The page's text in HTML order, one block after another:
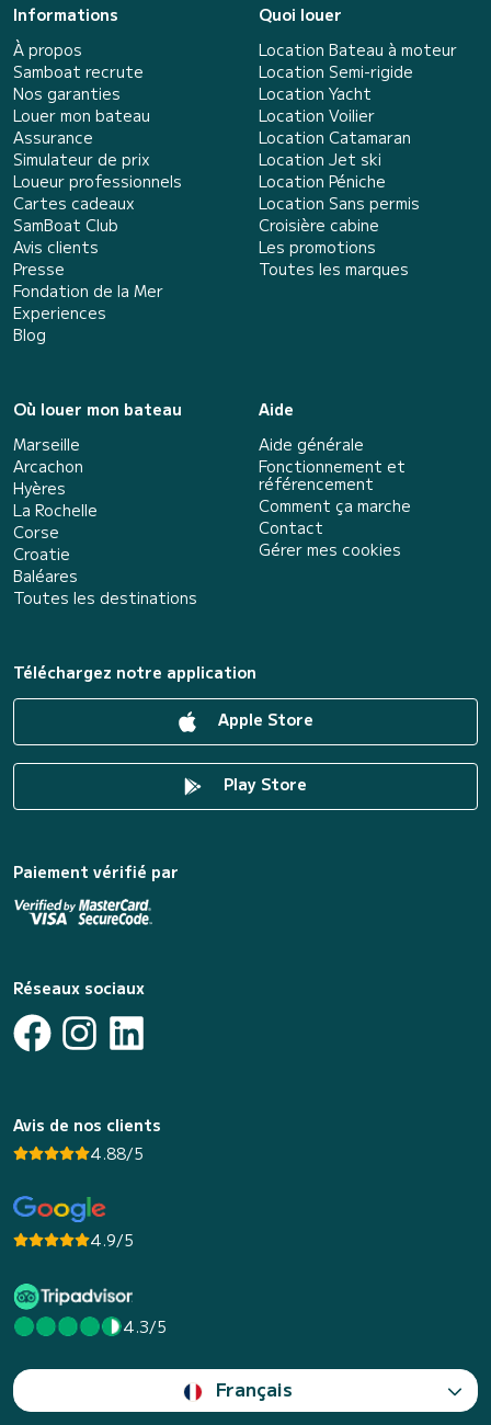
Informations
À propos
Samboat recrute
Nos garanties
Louer mon bateau
Assurance
Simulateur de prix
Loueur professionnels
Cartes cadeaux
SamBoat Club
Avis clients
Presse
Fondation de la Mer
Experiences
Blog
Quoi louer
Location Bateau à moteur
Location Semi-rigide
Location Yacht
Location Voilier
Location Catamaran
Location Jet ski
Location Péniche
Location Sans permis
Croisière cabine
Les promotions
Toutes les marques
Où louer mon bateau
Marseille
Arcachon
Hyères
La Rochelle
Corse
Croatie
Baléares
Toutes les destinations
Aide
Aide générale
Fonctionnement et
référencement
Comment ça marche
Contact
Gérer mes cookies
Téléchargez notre application
Apple Store
Play Store
Paiement vérifié par
Réseaux sociaux
Avis de nos clients
4.88/5
4.9/5
4.3/5
Français